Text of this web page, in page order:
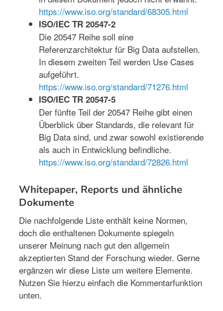
https://www.iso.org/standard/68305.html
ISO/IEC TR 20547-2
Die 20547 Reihe soll eine
Referenzarchitektur für Big Data aufstellen.
In diesem zweiten Teil werden Use Cases
aufgeführt.
https://www.iso.org/standard/71276.html
ISO/IEC TR 20547-5
Der fünfte Teil der 20547 Reihe gibt einen
Überblick über Standards, die relevant für
Big Data sind, und zwar sowohl existierende
als auch in Entwicklung befindliche.
https://www.iso.org/standard/72826.html
Whitepaper, Reports und ähnliche
Dokumente
Die nachfolgende Liste enthält keine Normen,
doch die enthaltenen Dokumente spiegeln
unserer Meinung nach gut den allgemein
akzeptierten Stand der Forschung wieder. Gerne
ergänzen wir diese Liste um weitere Elemente.
Nutzen Sie hierzu einfach die Kommentarfunktion
unten.